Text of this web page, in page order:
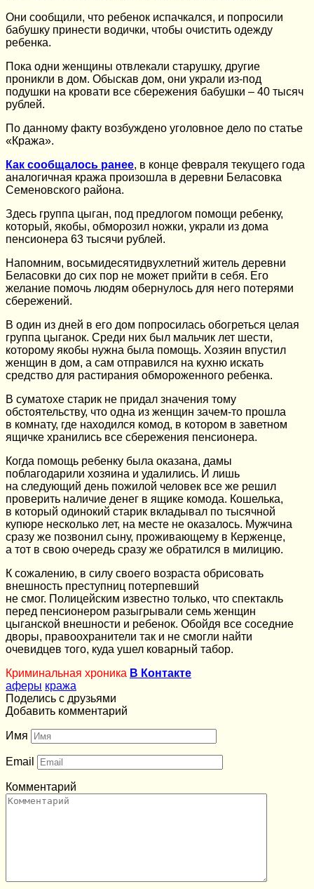
Они сообщили, что ребенок испачкался, и попросили
бабушку принести водички, чтобы очистить одежду
ребенка.
Пока одни женщины отвлекали старушку, другие
проникли в дом. Обыскав дом, они украли из-под
подушки на кровати все сбережения бабушки – 40 тысяч
рублей.
По данному факту возбуждено уголовное дело по статье
«Кража».
Как сообщалось ранее, в конце февраля текущего года
аналогичная кража произошла в деревни Беласовка
Семеновского района.
Здесь группа цыган, под предлогом помощи ребенку,
который, якобы, обморозил ножки, украли из дома
пенсионера 63 тысячи рублей.
Напомним, восьмидесятидвухлетний житель деревни
Беласовки до сих пор не может прийти в себя. Его
желание помочь людям обернулось для него потерями
сбережений.
В один из дней в его дом попросилась обогреться целая
группа цыганок. Среди них был мальчик лет шести,
которому якобы нужна была помощь. Хозяин впустил
женщин в дом, а сам отправился на кухню искать
средство для растирания обмороженного ребенка.
В суматохе старик не придал значения тому
обстоятельству, что одна из женщин зачем-то прошла
в комнату, где находился комод, в котором в заветном
ящичке хранились все сбережения пенсионера.
Когда помощь ребенку была оказана, дамы
поблагодарили хозяина и удалились. И лишь
на следующий день пожилой человек все же решил
проверить наличие денег в ящике комода. Кошелька,
в который одинокий старик вкладывал по тысячной
купюре несколько лет, на месте не оказалось. Мужчина
сразу же позвонил сыну, проживающему в Керженце,
а тот в свою очередь сразу же обратился в милицию.
К сожалению, в силу своего возраста обрисовать
внешность преступниц потерпевший
не смог. Полицейским известно только, что спектакль
перед пенсионером разыгрывали семь женщин
цыганской внешности и ребенок. Обойдя все соседние
дворы, правоохранители так и не смогли найти
очевидцев того, куда ушел коварный табор.
Криминальная хроника В Контакте
аферы кража
Поделись с друзьями
Добавить комментарий
Имя
Email
Комментарий